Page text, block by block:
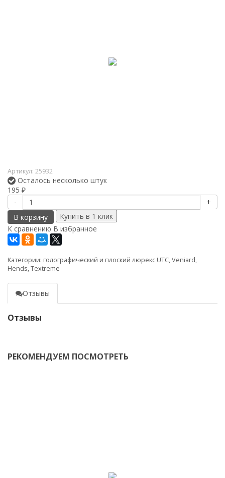
Артикул: 25932
Осталось несколько штук
195 ₽
-
+
В корзину
К сравнению В избранное
Категории: голографический и плоский люрекс UTC, Veniard,
Hends, Textreme
Отзывы
Отзывы
РЕКОМЕНДУЕМ ПОСМОТРЕТЬ